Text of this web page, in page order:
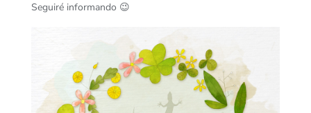
Seguiré informando 😉